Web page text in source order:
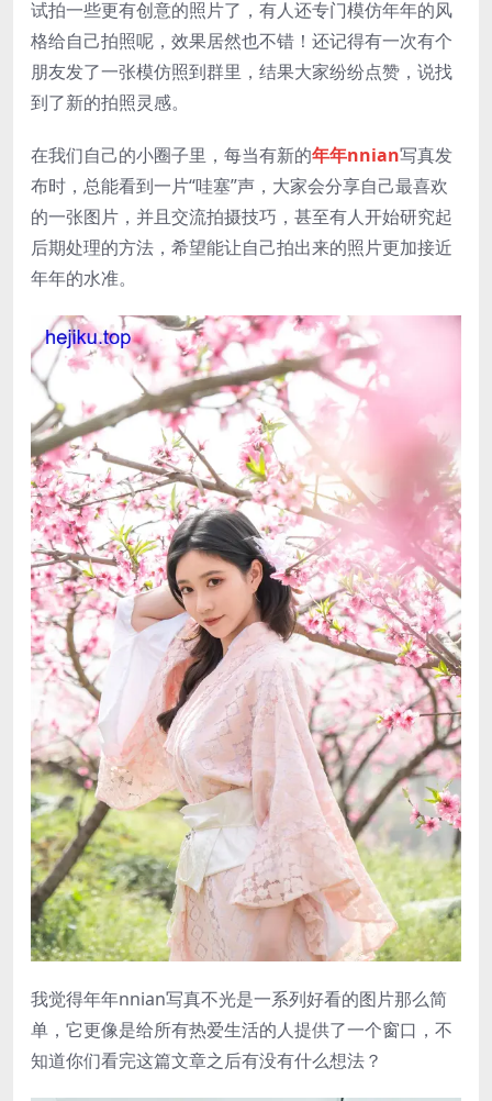
试拍一些更有创意的照片了，有人还专门模仿年年的风
格给自己拍照呢，效果居然也不错！还记得有一次有个
朋友发了一张模仿照到群里，结果大家纷纷点赞，说找
到了新的拍照灵感。
在我们自己的小圈子里，每当有新的年年nnian写真发
布时，总能看到一片“哇塞”声，大家会分享自己最喜欢
的一张图片，并且交流拍摄技巧，甚至有人开始研究起
后期处理的方法，希望能让自己拍出来的照片更加接近
年年的水准。
我觉得年年nnian写真不光是一系列好看的图片那么简
单，它更像是给所有热爱生活的人提供了一个窗口，不
知道你们看完这篇文章之后有没有什么想法？